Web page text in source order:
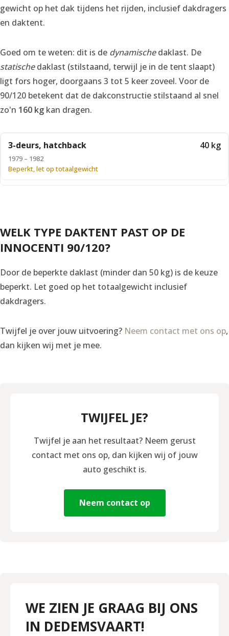
gewicht op het dak tijdens het rijden, inclusief dakdragers
en daktent.
Goed om te weten: dit is de dynamischedaklast. De
statischedaklast (stilstaand, terwijl je in de tent slaapt)
ligt fors hoger, doorgaans 3 tot 5 keer zoveel. Voor de
90/120 betekent dat de dakconstructie stilstaand al snel
zo'n 160 kg kan dragen.
3-deurs, hatchback
1979 – 1982
40 kg
Beperkt, let op totaalgewicht
WELK TYPE DAKTENT PAST OP DE
INNOCENTI 90/120?
Door de beperkte daklast (minder dan 50 kg) is de keuze
beperkt. Let goed op het totaalgewicht inclusief
dakdragers.
Twijfel je over jouw uitvoering? Neem contact met ons op,
dan kijken wij met je mee.
TWIJFEL JE?
Twijfel je aan het resultaat? Neem gerust
contact met ons op, dan kijken wij of jouw
auto geschikt is.
Neem contact op
WE ZIEN JE GRAAG BIJ ONS
IN DEDEMSVAART!